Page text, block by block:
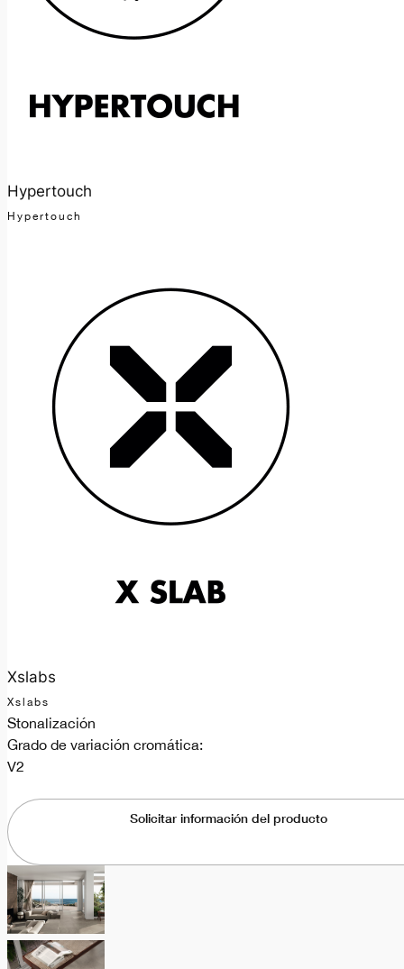
Hypertouch
Hypertouch
Xslabs
Xslabs
Stonalización
Grado de variación cromática:
V2
Solicitar información del producto